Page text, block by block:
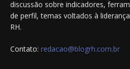
discussão sobre indicadores,
de perfil, temas voltados à
RH.
Contato: redacao@blogrh.com.br